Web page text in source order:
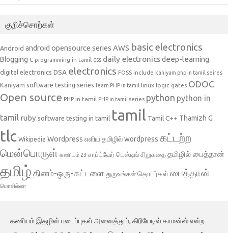
குறிச்சொற்கள்
Android android opensource series AWS basic electronics
Blogging C programming in tamil css daily electronicsdeep-learning
digital electronics DSA electronics FOSS include kaniyam php in tamil seires
Kaniyam software testing series learn PHP in tamil linux logic gates ODOC
Open source PHP in tamil PHP in tamil series python python in
tamil ruby software testing in tamil tamil Tamil C++ Thamizh G
tlc Wikipedia Wordpress எளிய தமிழில் wordpress கட்டற்ற
மென்பொருள் கணியம் 23 சாப்ட்வேர் டெஸ்டிங் சிறுகதை தமிழில் பைத்தான்
தமிழ் தினம்-ஒரு-கட்டளை துருவங்கள் தொடர்கள்பைத்தான்
மொசில்லா
கணியம் இதழின் படைப்புகள் அனைத்தும், கிரியேடிவ் காமன்ஸ் என்ற